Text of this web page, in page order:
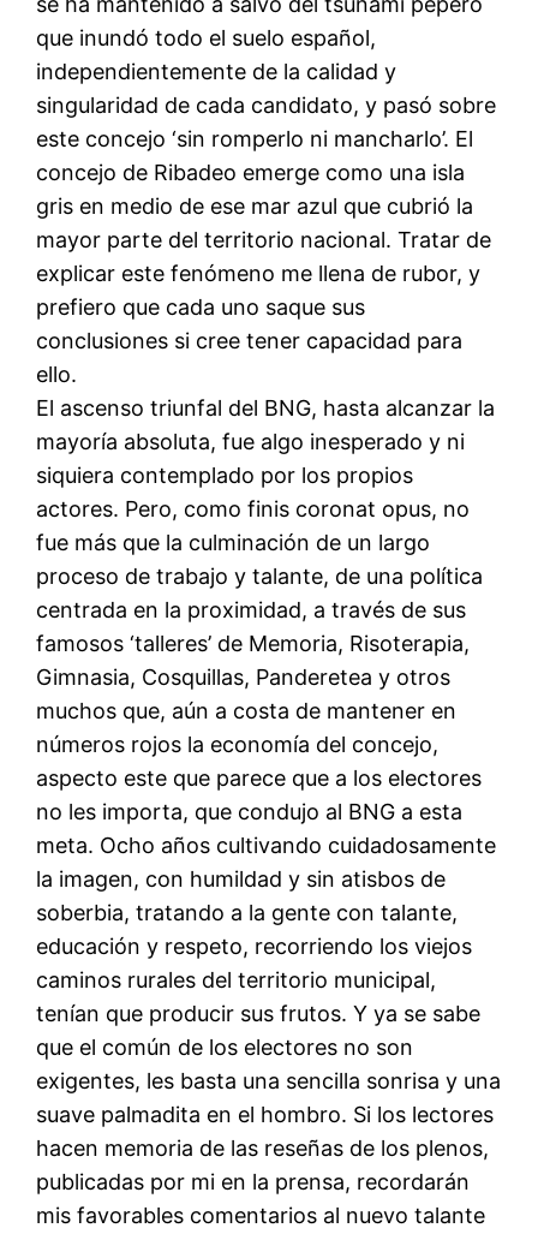
que inundó todo el suelo español,
independientemente de la calidad y
singularidad de cada candidato, y pasó sobre
este concejo ‘sin romperlo ni mancharlo’. El
concejo de Ribadeo emerge como una isla
gris en medio de ese mar azul que cubrió la
mayor parte del territorio nacional. Tratar de
explicar este fenómeno me llena de rubor, y
prefiero que cada uno saque sus
conclusiones si cree tener capacidad para
ello.
El ascenso triunfal del BNG, hasta alcanzar la
mayoría absoluta, fue algo inesperado y ni
siquiera contemplado por los propios
actores. Pero, como finis coronat opus, no
fue más que la culminación de un largo
proceso de trabajo y talante, de una política
centrada en la proximidad, a través de sus
famosos ‘talleres’ de Memoria, Risoterapia,
Gimnasia, Cosquillas, Panderetea y otros
muchos que, aún a costa de mantener en
números rojos la economía del concejo,
aspecto este que parece que a los electores
no les importa, que condujo al BNG a esta
meta. Ocho años cultivando cuidadosamente
la imagen, con humildad y sin atisbos de
soberbia, tratando a la gente con talante,
educación y respeto, recorriendo los viejos
caminos rurales del territorio municipal,
tenían que producir sus frutos. Y ya se sabe
que el común de los electores no son
exigentes, les basta una sencilla sonrisa y una
suave palmadita en el hombro. Si los lectores
hacen memoria de las reseñas de los plenos,
publicadas por mi en la prensa, recordarán
mis favorables comentarios al nuevo talante